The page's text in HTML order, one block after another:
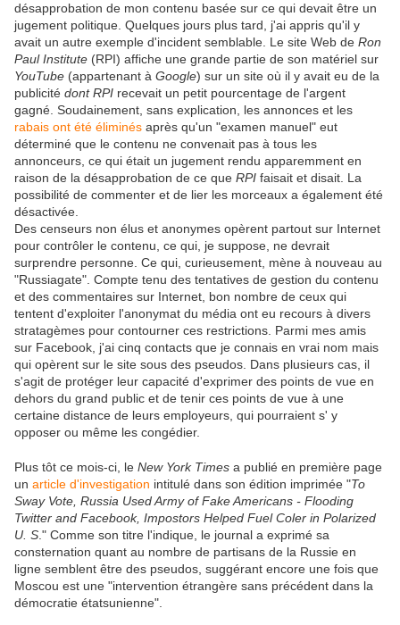
désapprobation de mon contenu basée sur ce qui devait être un
jugement politique. Quelques jours plus tard, j'ai appris qu'il y
avait un autre exemple d'incident semblable. Le site Web de Ron
Paul Institute (RPI) affiche une grande partie de son matériel sur
YouTube (appartenant à Google) sur un site où il y avait eu de la
publicité dont RPI recevait un petit pourcentage de l'argent
gagné. Soudainement, sans explication, les annonces et les
rabais ont été éliminés après qu'un "examen manuel" eut
déterminé que le contenu ne convenait pas à tous les
annonceurs, ce qui était un jugement rendu apparemment en
raison de la désapprobation de ce que RPI faisait et disait. La
possibilité de commenter et de lier les morceaux a également été
désactivée.
Des censeurs non élus et anonymes opèrent partout sur Internet
pour contrôler le contenu, ce qui, je suppose, ne devrait
surprendre personne. Ce qui, curieusement, mène à nouveau au
"Russiagate". Compte tenu des tentatives de gestion du contenu
et des commentaires sur Internet, bon nombre de ceux qui
tentent d'exploiter l'anonymat du média ont eu recours à divers
stratagèmes pour contourner ces restrictions. Parmi mes amis
sur Facebook, j'ai cinq contacts que je connais en vrai nom mais
qui opèrent sur le site sous des pseudos. Dans plusieurs cas, il
s'agit de protéger leur capacité d'exprimer des points de vue en
dehors du grand public et de tenir ces points de vue à une
certaine distance de leurs employeurs, qui pourraient s' y
opposer ou même les congédier.
Plus tôt ce mois-ci, le New York Times a publié en première page
un article d'investigation intitulé dans son édition imprimée "To
Sway Vote, Russia Used Army of Fake Americans - Flooding
Twitter and Facebook, Impostors Helped Fuel Coler in Polarized
U. S ." Comme son titre l'indique, le journal a exprimé sa
consternation quant au nombre de partisans de la Russie en
ligne semblent être des pseudos, suggérant encore une fois que
Moscou est une "intervention étrangère sans précédent dans la
démocratie étatsunienne".